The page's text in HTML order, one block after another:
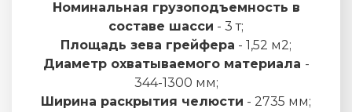
Номинальная грузоподъемность в
составе шасси - 3 т;
Площадь зева грейфера - 1,52 м2;
Диаметр охватываемого материала -
344-1300 мм;
Ширина раскрытия челюсти - 2735 мм;